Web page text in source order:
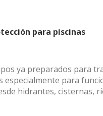
para piscinas
ya preparados para
especialmente para
hidrantes, cisternas,